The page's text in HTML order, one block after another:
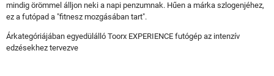
mindig örömmel álljon neki a napi penzumnak. Hűen a márka szlogenjéhez,
ez a futópad a "fitnesz mozgásában tart".
Árkategóriájában egyedülálló Toorx EXPERIENCE futógép az intenzív
edzésekhez tervezve